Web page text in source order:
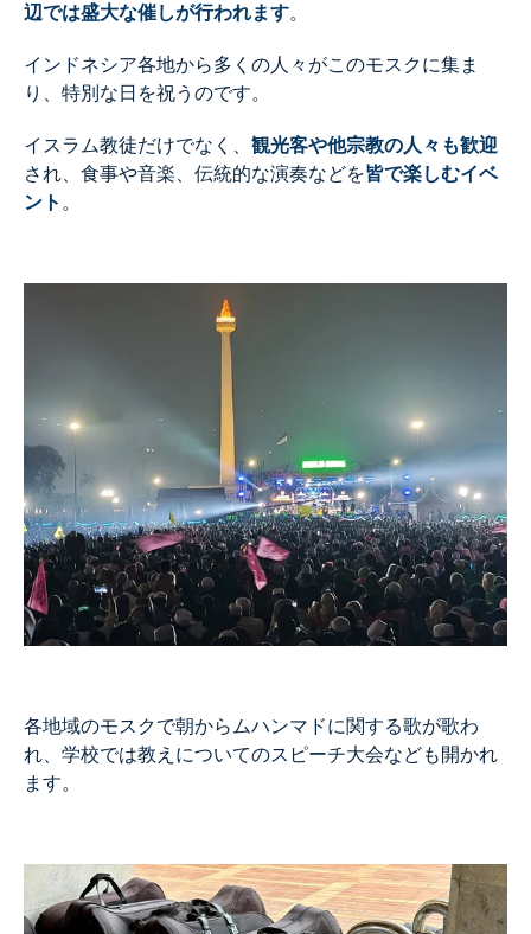
辺では盛大な催しが行われます。
インドネシア各地から多くの人々がこのモスクに集ま
り、特別な日を祝うのです。
イスラム教徒だけでなく、 観光客や他宗教の人々も歓迎
され、食事や音楽、伝統的な演奏などを皆で楽しむイベ
ント。
各地域のモスクで朝からムハンマドに関する歌が歌わ
れ、学校では教えについてのスピーチ大会なども開かれ
ます。